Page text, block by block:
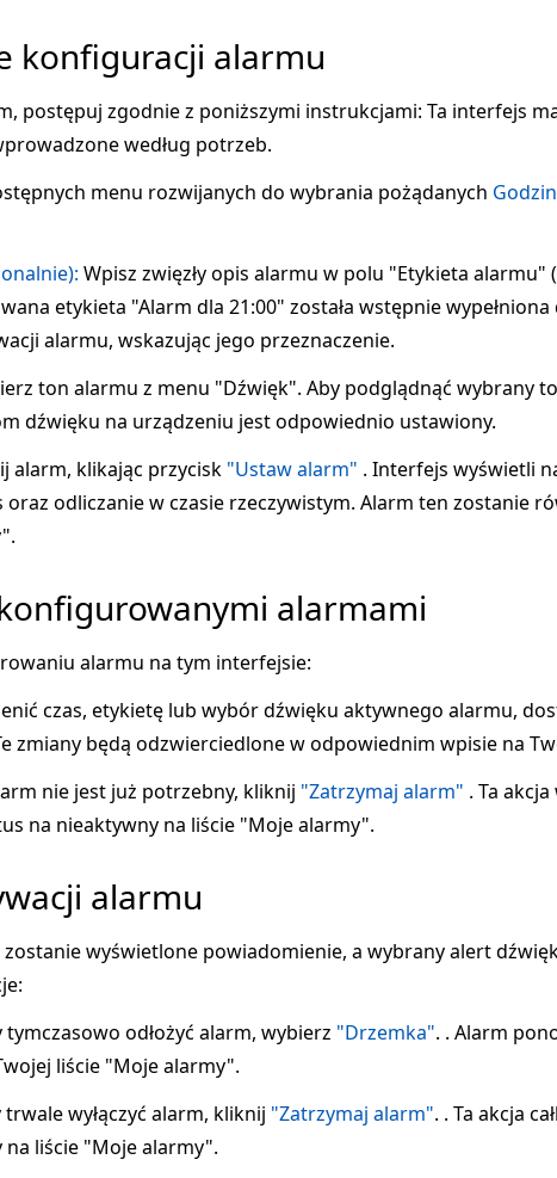
konfiguracji alarmu
postępuj zgodnie z poniższymi instrukcjami: Ta interfejs
według potrzeb.
menu rozwijanych do wybrania pożądanych
Wpisz zwięzły opis alarmu w polu "Etykieta
etykieta "Alarm dla 21:00" została wstępnie
alarmu, wskazując jego przeznaczenie.
ton alarmu z menu "Dźwięk". Aby podglądnąć wybrany
dźwięku na urządzeniu jest odpowiednio ustawiony.
alarm, klikając przycisk "Ustaw alarm" . Interfejs wyświetli
odliczanie w czasie rzeczywistym. Alarm ten zostanie
alarmami
alarmu na tym interfejsie:
czas, etykietę lub wybór dźwięku aktywnego alarmu,
zmiany będą odzwierciedlone w odpowiednim wpisie na
nie jest już potrzebny, kliknij "Zatrzymaj alarm" . Ta
na nieaktywny na liście "Moje alarmy".
alarmu
wyświetlone powiadomienie, a wybrany alert
tymczasowo odłożyć alarm, wybierz "Drzemka". . Alarm
liście "Moje alarmy".
trwale wyłączyć alarm, kliknij "Zatrzymaj alarm". . Ta akcja
liście "Moje alarmy".